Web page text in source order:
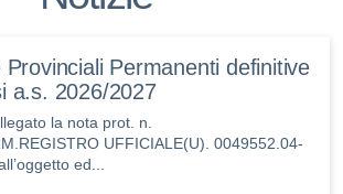
Permanenti definitive
a.s. 2026/2027
la nota prot. n.
UFFICIALE(U). 0049552.04-
ed...